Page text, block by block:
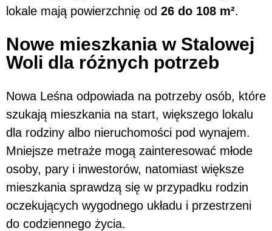
lokale mają powierzchnię od 26 do 108 m².
Nowe mieszkania w Stalowej
Woli dla różnych potrzeb
Nowa Leśna odpowiada na potrzeby osób, które
szukają mieszkania na start, większego lokalu
dla rodziny albo nieruchomości pod wynajem.
Mniejsze metraże mogą zainteresować młode
osoby, pary i inwestorów, natomiast większe
mieszkania sprawdzą się w przypadku rodzin
oczekujących wygodnego układu i przestrzeni
do codziennego życia.